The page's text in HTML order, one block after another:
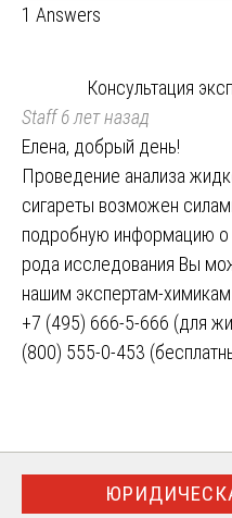
1 Answers
Консультация
Staff6 лет назад
Елена, добрый день!
Проведение анализа
сигареты возможен
подробную информацию о
рода исследования Вы
нашим экспертам-
+7 (495) 666-5-666 (для
(800) 555-0-453